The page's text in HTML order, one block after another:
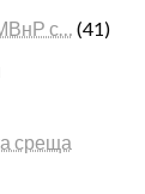
с… (41)
среща